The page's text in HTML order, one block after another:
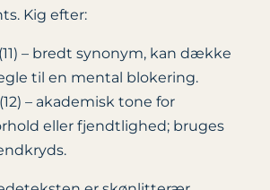
Kig efter:
(11) – bredt synonym, kan dække
til en mental blokering.
(12) – akademisk tone for
eller fjendtlighed; bruges